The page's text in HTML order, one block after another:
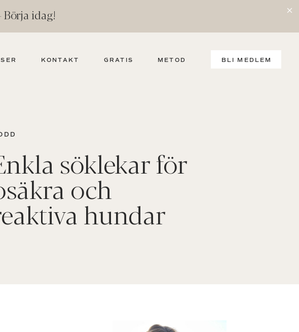
idag!
BLI MEDLEM
KONTAKT GRATIS METOD
söklekar för
och
hundar